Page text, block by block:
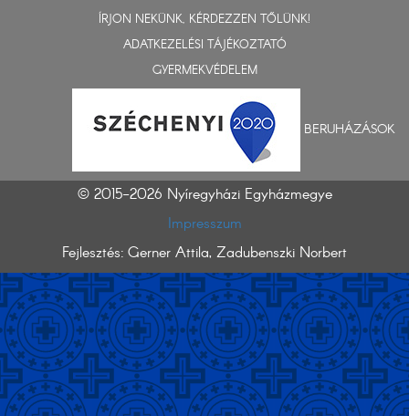
ÍRJON NEKÜNK, KÉRDEZZEN TŐLÜNK!
ADATKEZELÉSI TÁJÉKOZTATÓ
GYERMEKVÉDELEM
BERUHÁZÁSOK
© 2015-2026 Nyíregyházi Egyházmegye
Impresszum
Fejlesztés: Gerner Attila, Zadubenszki Norbert